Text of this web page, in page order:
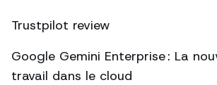
Trustpilot review
Google Gemini Enterprise : La
travail dans le cloud